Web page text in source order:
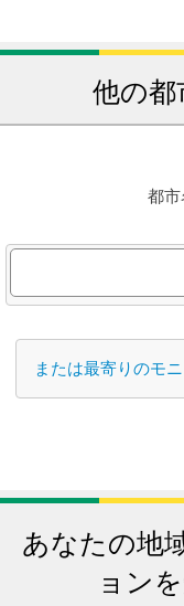
他の都
都
または最寄りのモ
あなたの地
ョン